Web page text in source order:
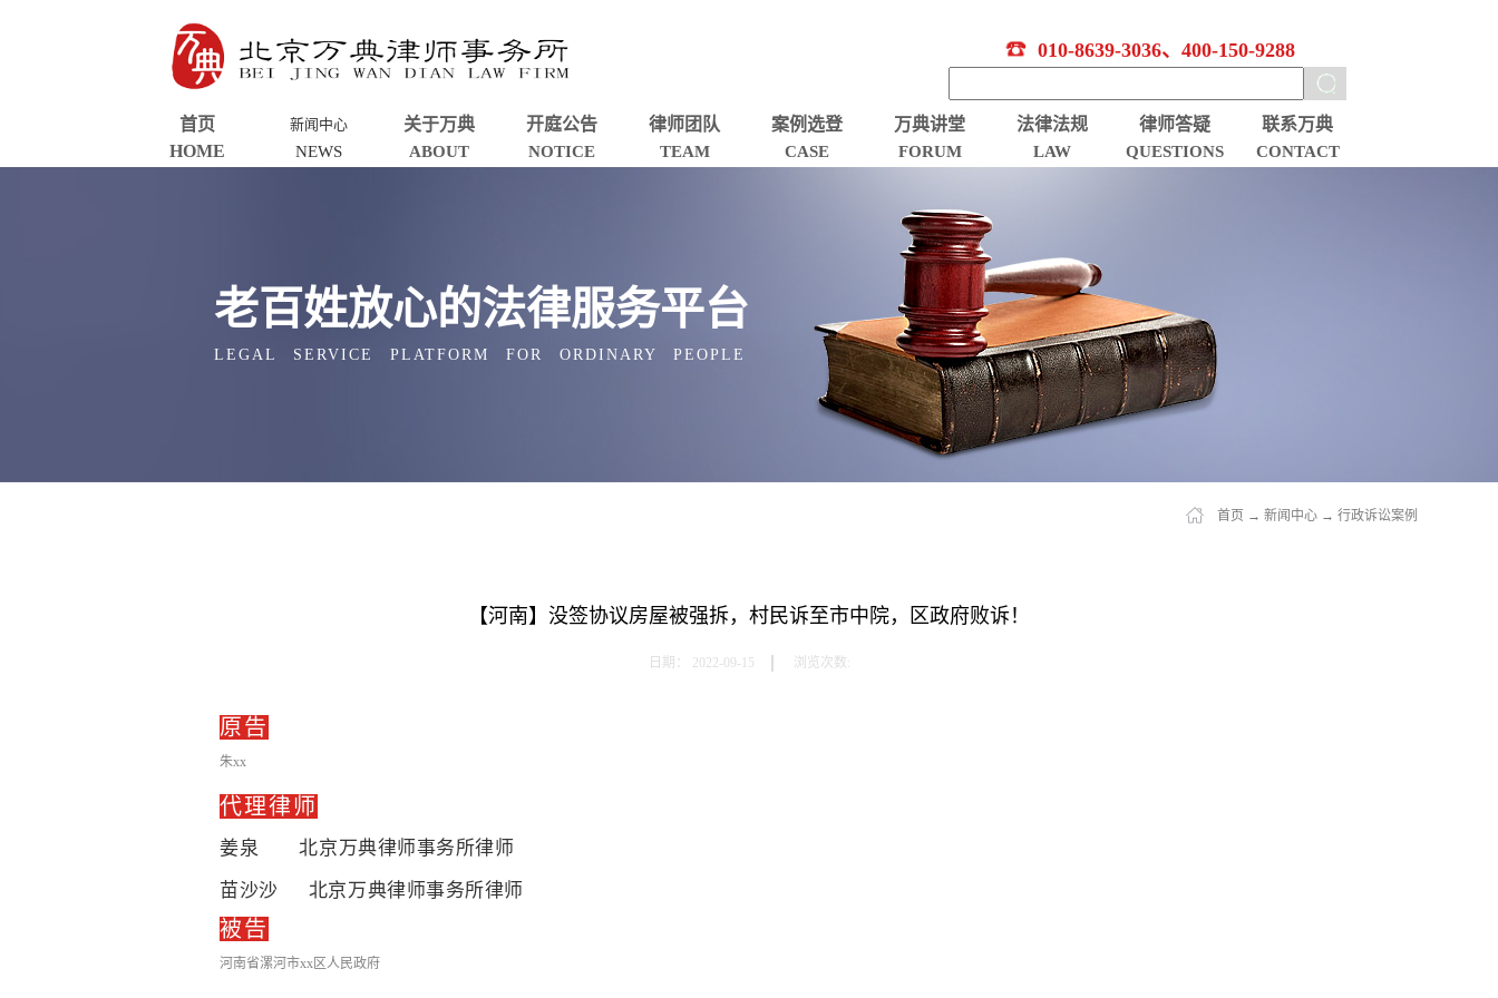
010-8639-3036、400-150-9288
首页
HOME
新闻中心
NEWS
关于万典
ABOUT
开庭公告
NOTICE
律师团队
TEAM
案例选登
CASE
万典讲堂
FORUM
法律法规
LAW
律师答疑
QUESTIONS
联系万典
CONTACT
老百姓放心的法律服务平台
LEGAL SERVICE PLATFORM FOR ORDINARY PEOPLE
首页 → 新闻中心 → 行政诉讼案例
【河南】没签协议房屋被强拆，村民诉至市中院，区政府败诉！
日期： 2022-09-15 浏览次数:
原告
朱xx
代理律师
姜泉 北京万典律师事务所律师
苗沙沙 北京万典律师事务所律师
被告
河南省漯河市xx区人民政府